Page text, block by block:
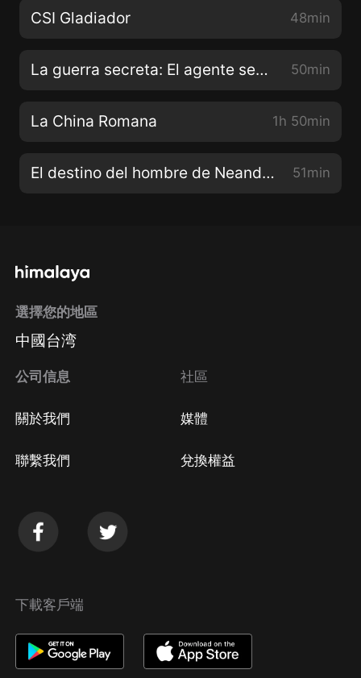
CSI Gladiador 48min
La guerra secreta: El agente secreto y el fiasco frances 50min
La China Romana 1h 50min
El destino del hombre de Neandertal: Cazador de mamuts 51min
選擇您的地區
中國台湾
公司信息
關於我們
聯繫我們
社區
媒體
兌換權益
下載客戶端